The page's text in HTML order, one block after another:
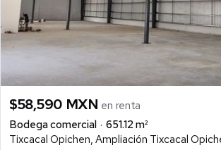
$58,590 MXN en renta
Bodega comercial
651.12 m²
Tixcacal Opichen, Ampliación Tixcacal